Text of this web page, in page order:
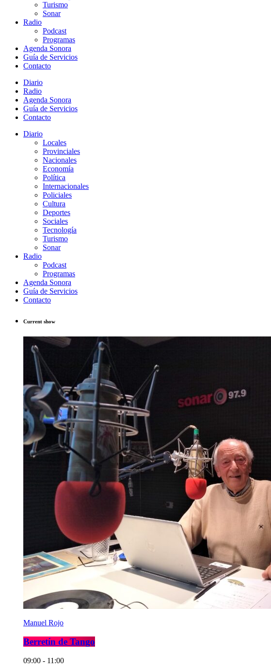
Turismo
Sonar
Radio
Podcast
Programas
Agenda Sonora
Guía de Servicios
Contacto
Diario
Radio
Agenda Sonora
Guía de Servicios
Contacto
Diario
Locales
Provinciales
Nacionales
Economía
Política
Internacionales
Policiales
Cultura
Deportes
Sociales
Tecnología
Turismo
Sonar
Radio
Podcast
Programas
Agenda Sonora
Guía de Servicios
Contacto
Current show
Manuel Rojo
Berretín de Tango
09:00 - 11:00